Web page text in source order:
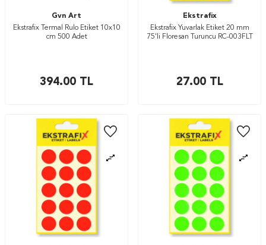
Gvn Art
Ekstrafix Termal Rulo Etiket 10x10
cm 500 Adet
394.00 TL
Ekstrafix
Ekstrafix Yuvarlak Etiket 20 mm
75'li Floresan Turuncu RC-003FLT
27.00TL